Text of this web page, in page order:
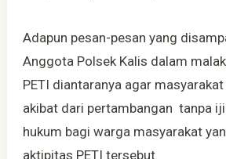
Adapun pesan-pesan yang
Anggota Polsek Kalis dalam
PETI diantaranya agar
akibat dari pertambangan tanpa
hukum bagi warga masyarakat
aktipitas PETI tersebut.